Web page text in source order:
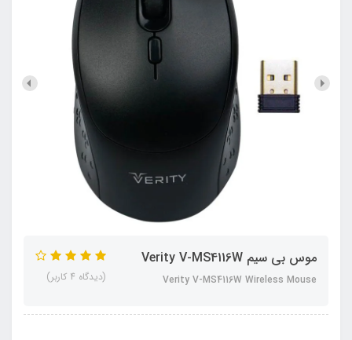
موس بی سیم Verity V-MS4116W
Verity V-MS4116W Wireless Mouse (دیدگاه 4 کاربر)